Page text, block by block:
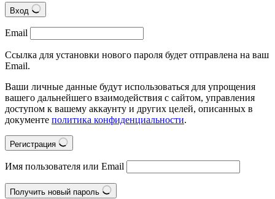
Вход
Email
Ссылка для установки нового пароля будет отправлена на ваш
Email.
Ваши личные данные будут использоваться для упрощения
вашего дальнейшего взаимодействия с сайтом, управления
доступом к вашему аккаунту и других целей, описанных в
документе политика конфиденциальности.
Регистрация
Имя пользователя или Email
Получить новый пароль